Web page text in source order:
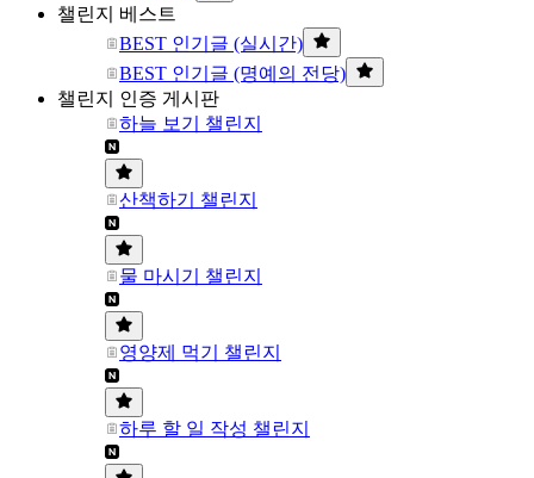
챌린지 베스트
BEST 인기글 (실시간)
BEST 인기글 (명예의 전당)
챌린지 인증 게시판
하늘 보기 챌린지
산책하기 챌린지
물 마시기 챌린지
영양제 먹기 챌린지
하루 할 일 작성 챌린지